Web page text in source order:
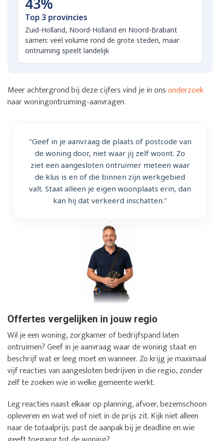
Top 3 provincies
Zuid-Holland, Noord-Holland en Noord-Brabant
samen: veel volume rond de grote steden, maar
ontruiming speelt landelijk
Meer achtergrond bij deze cijfers vind je in onsonderzoek
naar woningontruiming-aanvragen.
"Geef in je aanvraag de plaats of postcode van
de woning door, niet waar jij zelf woont. Zo
ziet een aangesloten ontruimer meteen waar
de klus is en of die binnen zijn werkgebied
valt. Staat alleen je eigen woonplaats erin, dan
kan hij dat verkeerd inschatten."
Offertes vergelijken in jouw regio
Wil je een woning, zorgkamer of bedrijfspand laten
ontruimen? Geef in je aanvraag waar de woning staat en
beschrijf wat er leeg moet en wanneer. Zo krijg je maximaal
vijf reacties van aangesloten bedrijven in die regio, zonder
zelf te zoeken wie in welke gemeente werkt.
Leg reacties naast elkaar op planning, afvoer, bezemschoon
opleveren en wat wel of niet in de prijs zit. Kijk niet alleen
naar de totaalprijs: past de aanpak bij je deadline en wie